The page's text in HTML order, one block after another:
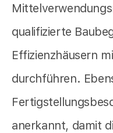
qualifizierte
Effizienzhäusern
durchführen.
anerkannt, damit